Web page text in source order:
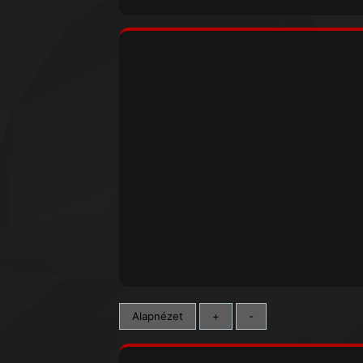
Alapnézet + -